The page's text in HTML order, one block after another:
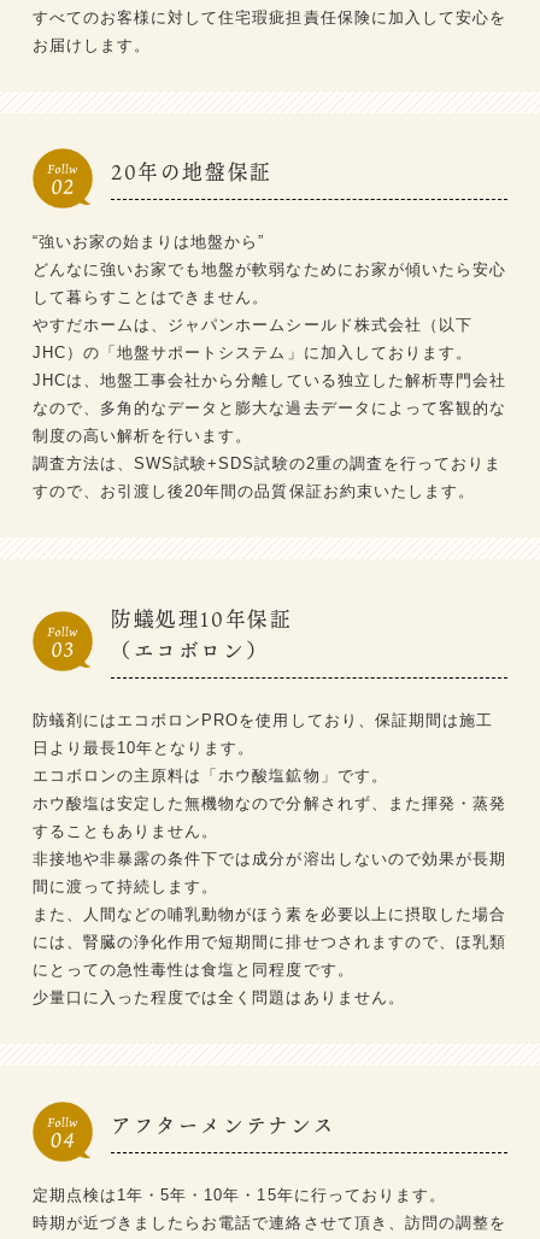
すべてのお客様に対して住宅瑕疵担責任保険に加入して安心を
お届けします。
20年の地盤保証
“強いお家の始まりは地盤から”
どんなに強いお家でも地盤が軟弱なためにお家が傾いたら安心
して暮らすことはできません。
やすだホームは、ジャパンホームシールド株式会社（以下
JHC）の「地盤サポートシステム」に加入しております。
JHCは、地盤工事会社から分離している独立した解析専門会社
なので、多角的なデータと膨大な過去データによって客観的な
制度の高い解析を行います。
調査方法は、SWS試験+SDS試験の2重の調査を行っておりま
すので、お引渡し後20年間の品質保証お約束いたします。
防蟻処理10年保証
（エコボロン）
防蟻剤にはエコボロンPROを使用しており、保証期間は施工
日より最長10年となります。
エコボロンの主原料は「ホウ酸塩鉱物」です。
ホウ酸塩は安定した無機物なので分解されず、また揮発・蒸発
することもありません。
非接地や非暴露の条件下では成分が溶出しないので効果が長期
間に渡って持続します。
また、人間などの哺乳動物がほう素を必要以上に摂取した場合
には、腎臓の浄化作用で短期間に排せつされますので、ほ乳類
にとっての急性毒性は食塩と同程度です。
少量口に入った程度では全く問題はありません。
アフターメンテナンス
定期点検は1年・5年・10年・15年に行っております。
時期が近づきましたらお電話で連絡させて頂き、訪問の調整を